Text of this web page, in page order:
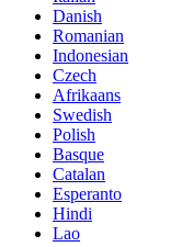
Danish
Romanian
Indonesian
Czech
Afrikaans
Swedish
Polish
Basque
Catalan
Esperanto
Hindi
Lao